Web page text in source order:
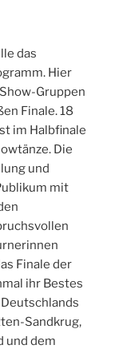
das
Hier
Gruppen
Finale. 18
im Halbfinale
Die
und
mit
Finale der
ihr Bestes
Sandkrug,
und dem